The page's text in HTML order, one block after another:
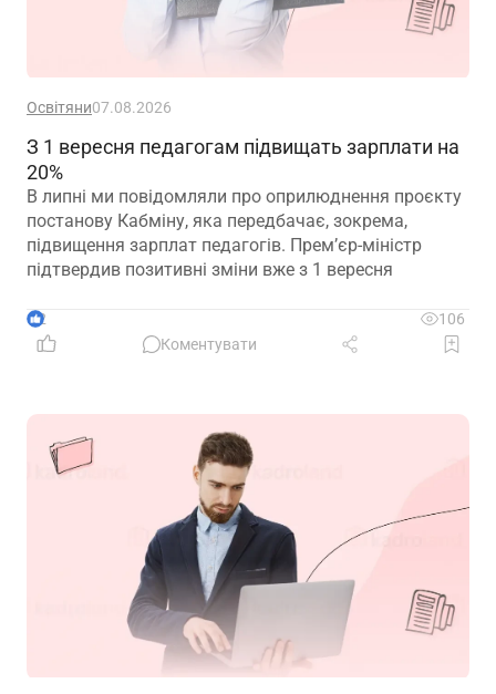
Освітяни07.08.2026
З 1 вересня педагогам підвищать зарплати на
20%
В липні ми повідомляли про оприлюднення проєкту
постанову Кабміну, яка передбачає, зокрема,
підвищення зарплат педагогів. Прем’єр-міністр
підтвердив позитивні зміни вже з 1 вересня
2
106
Коментувати